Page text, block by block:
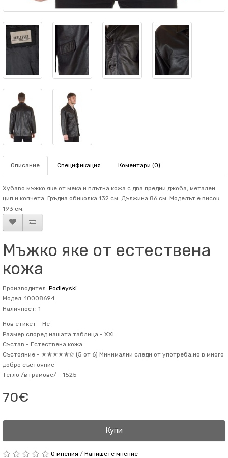
Описание Спецификация Коментари (0)
Хубаво мъжко яке от мека и плътна кожа с два предни джоба, метален
цип и копчета. Гръдна обиколка 132 см. Дължина 86 см. Mоделът е висок
193 см.
Мъжко яке от естествена
кожа
Производител: Podleyski
Модел: 10008694
Наличност: 1
Нов етикет - Не
Размер според нашата таблица - XXL
Състав - Естествена кожа
Състояние - ★★★★★✩ (5 от 6) Минимални следи от употреба,но в много
добро състояние
Тегло /в грамове/ - 1525
70€
Купи
0 мнения / Напишете мнение